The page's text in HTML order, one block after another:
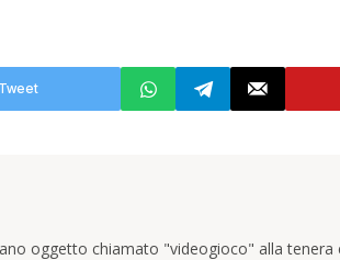
Tweet
oggetto chiamato "videogioco" alla tenera